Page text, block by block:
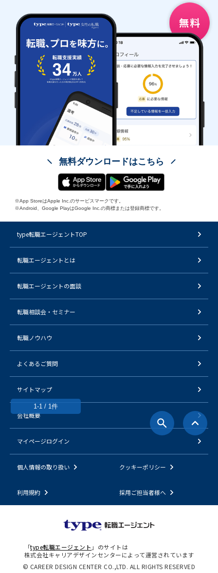
1-1 / 1件
無料ダウンロードはこちら
※App StoreはApple Inc.のサービスマークです。
※Android、Google PlayはGoogle Inc.の商標または登録商標です。
type転職エージェントTOP
転職エージェントとは
転職エージェントの面談
転職相談会・セミナー
転職ノウハウ
よくあるご質問
サイトマップ
会社概要
マイページログイン
個人情報の取り扱い クッキーポリシー
利用規約 採用ご担当者様へ
「type転職エージェント 」のサイトは
株式会社キャリアデザインセンターによって運営されています
© CAREER DESIGN CENTER CO.,LTD. ALL RIGHTS RESERVED